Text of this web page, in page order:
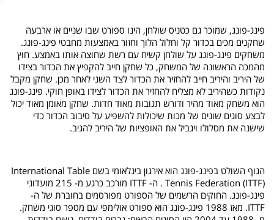
פינג-פונג, שמוכר גם כטניס שולחן, הינו ספורט שבו שניים או ארבעה
שחקנים מכים בכדור קל וחלול הלוך וחזור באמצעות מחבטי פינג-פונג.
משחקים פינג-פונג על שולחן קשיח עם רשת שחוצה אותו באמצע. חוץ
מהמכה הראשונה של המשחק, כל שחקן חייב להקפיץ את הכדור בצידו
של היריב והיריב חייב להחזיר את הכדור לצד השני לאחר מכן. שחקן מקבל
נקודות כשהיריב לא מצליח להחזיר את הכדור לצידו באופן חוקי. פינג-פונג
הוא משחק מאוד מהיר ודורש תגובות מאוד חדות. שחקן מאומן מאוד יכול
לבצע סוגים שונים של מכות שיכולות להשפיע על סיבוב הכדור כדי
שישנה את מסלולו ויגביל את האופציות של היריב להגיב.
הגוף השולט בפינג-פונג הוא אירגון בינלאומי בשם International Table
Tennis Federation (ITTF) . ה- ITTF
מורכב כרגע מ- 215 מועדוני
פינג-פונג. החוקים הרשמים של הספורט מפורסמים בחוברת של ה-
ITTF
. מאז 1988 פינג-פונג הוא ספורט אולימפי עם מספר סוגי משחק.